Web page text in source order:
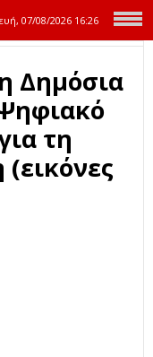
07/08/2026 16:26
Δημόσια
τη